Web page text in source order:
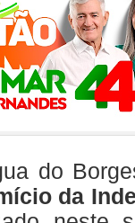
do
da